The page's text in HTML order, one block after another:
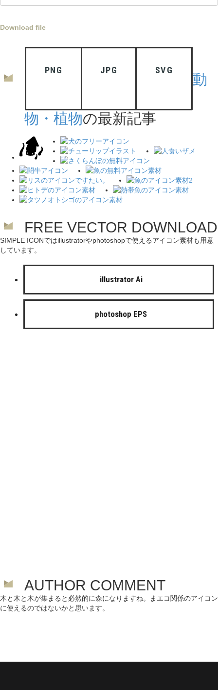
Download file
PNG JPG SVG
動
物・植物の最新記事
FREE VECTOR DOWNLOAD
SIMPLE ICONではillustratorやphotoshopで使えるアイコン素材も用意
しています。
illustrator Ai
photoshop EPS
AUTHOR COMMENT
木と木と木が集まると必然的に森になりますね。まエコ関係のアイコン
に使えるのではないかと思います。